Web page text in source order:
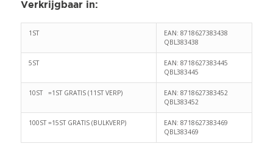
Verkrijgbaar in:
1ST
EAN: 8718627383438
QBL383438
5ST
EAN: 8718627383445
QBL383445
10ST =1ST GRATIS (11ST VERP)
EAN: 8718627383452
QBL383452
100ST =15ST GRATIS (BULKVERP)
EAN: 8718627383469
QBL383469